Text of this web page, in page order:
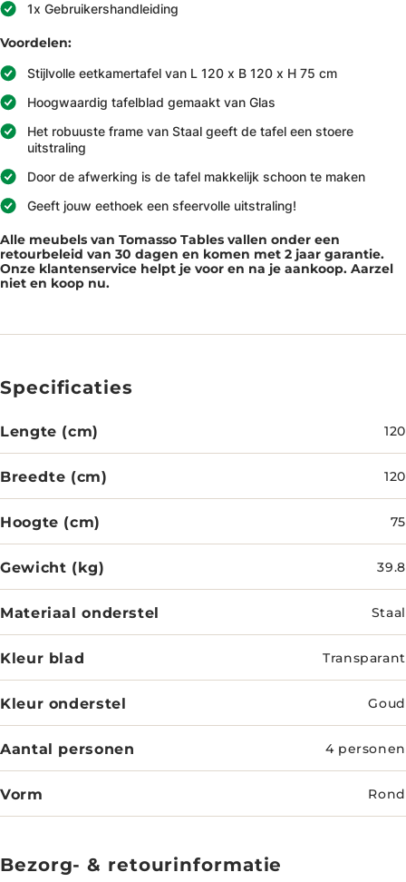
1x Gebruikershandleiding
Voordelen:
Stijlvolle eetkamertafel van L 120 x B 120 x H 75 cm
Hoogwaardig tafelblad gemaakt van Glas
Het robuuste frame van Staal geeft de tafel een stoere
uitstraling
Door de afwerking is de tafel makkelijk schoon te maken
Geeft jouw eethoek een sfeervolle uitstraling!
Alle meubels van Tomasso Tables vallen onder een
retourbeleid van 30 dagen en komen met 2 jaar garantie.
Onze klantenservice helpt je voor en na je aankoop. Aarzel
niet en koop nu.
Specificaties
Lengte (cm) 120
Breedte (cm) 120
Hoogte (cm) 75
Gewicht (kg) 39.8
Materiaal onderstel Staal
Kleur blad Transparant
Kleur onderstel Goud
Aantal personen 4 personen
Vorm Rond
Bezorg- & retourinformatie